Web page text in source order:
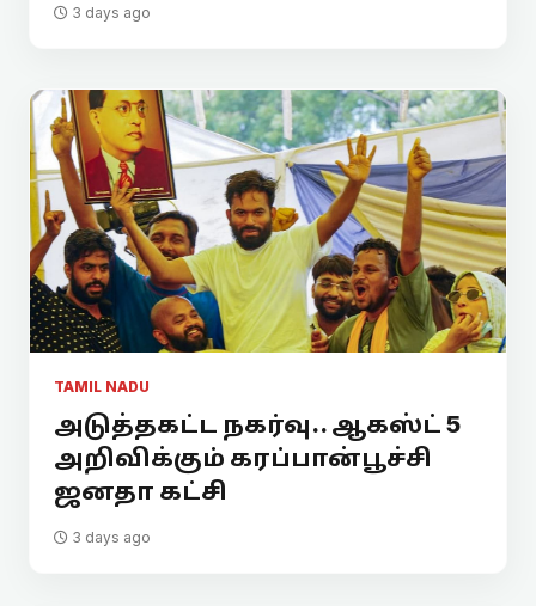
3 days ago
TAMIL NADU
அடுத்தகட்ட நகர்வு.. ஆகஸ்ட் 5
அறிவிக்கும் கரப்பான்பூச்சி
ஜனதா கட்சி
3 days ago